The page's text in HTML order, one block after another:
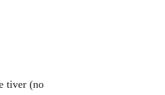
tiver (no